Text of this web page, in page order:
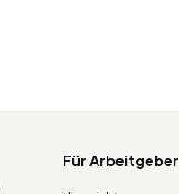
Für Arbeitgeber